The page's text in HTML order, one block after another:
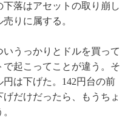
落はアセットの取り崩し
りに属する。
うっかりとドルを買って
起こってことが違う。そ
は下げた。142円台の前
だけだったら、もうちょ